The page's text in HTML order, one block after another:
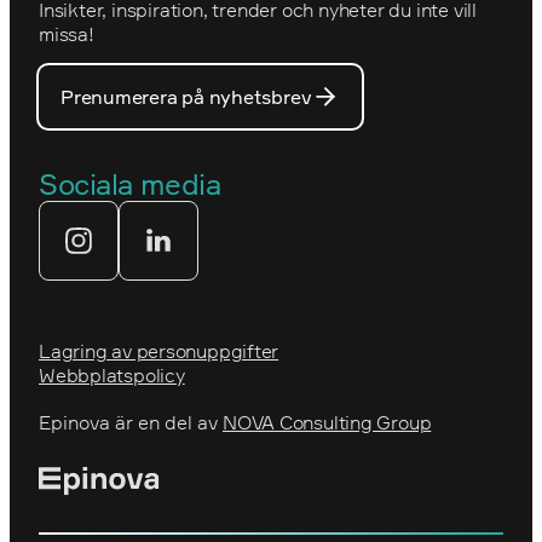
Optimizelys webb
Prins Daniels Fellowship
Tekniksprånget
Utmärkelser
Våra medarbetare
Våra partners
Insikter, inspiration, trender och nyheter du inte vill
missa!
Prenumerera på nyhetsbrev
Sociala media
Lagring av personuppgifter
Webbplatspolicy
Epinova är en del av NOVA Consulting Group